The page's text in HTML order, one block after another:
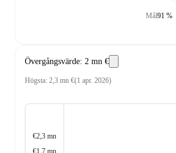
Mål91 %
Övergångsvärde: 2 mn €
Högsta: 2,3 mn €(1 apr. 2026)
€2,3 mn